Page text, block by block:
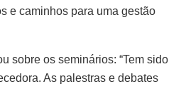
e caminhos para uma gestão
sobre os seminários: “Tem sido
As palestras e debates